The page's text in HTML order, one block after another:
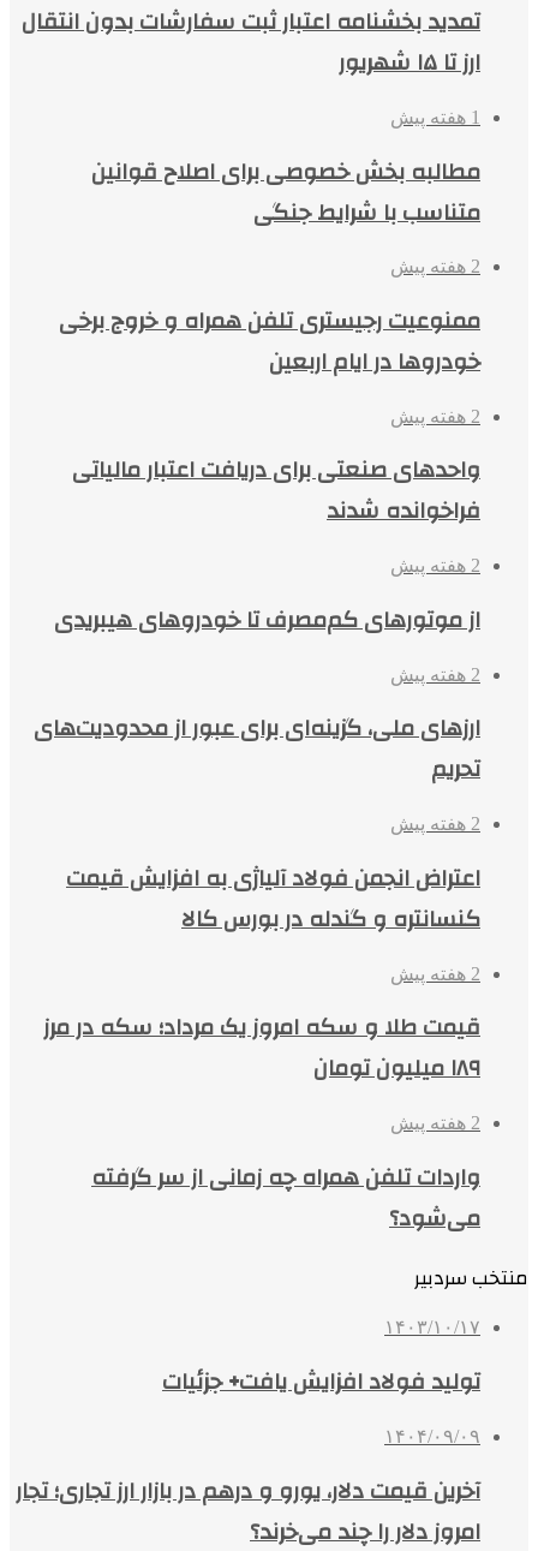
تمدید بخشنامه اعتبار ثبت سفارشات بدون انتقال
ارز تا ۱۵ شهریور
1 هفته پیش
مطالبه بخش خصوصی برای اصلاح قوانین
متناسب با شرایط جنگی
2 هفته پیش
ممنوعیت رجیستری تلفن همراه و خروج برخی
خودروها در ایام اربعین
2 هفته پیش
واحدهای صنعتی برای دریافت اعتبار مالیاتی
فراخوانده شدند
2 هفته پیش
از موتورهای کم‌مصرف تا خودروهای هیبریدی
2 هفته پیش
ارزهای ملی، گزینه‌ای برای عبور از محدودیت‌های
تحریم
2 هفته پیش
اعتراض انجمن فولاد آلیاژی به افزایش قیمت
کنسانتره و گندله در بورس کالا
2 هفته پیش
قیمت طلا و سکه امروز یک مرداد؛ سکه در مرز
۱۸۹ میلیون تومان
2 هفته پیش
واردات تلفن همراه چه زمانی از سر گرفته
می‌شود؟
منتخب سردبیر
۱۴۰۳/۱۰/۱۷
تولید فولاد افزایش یافت+ جزئیات
۱۴۰۴/۰۹/۰۹
آخرین قیمت دلار، یورو و درهم در بازار ارز تجاری؛ تجار
امروز دلار را چند می‌خرند؟